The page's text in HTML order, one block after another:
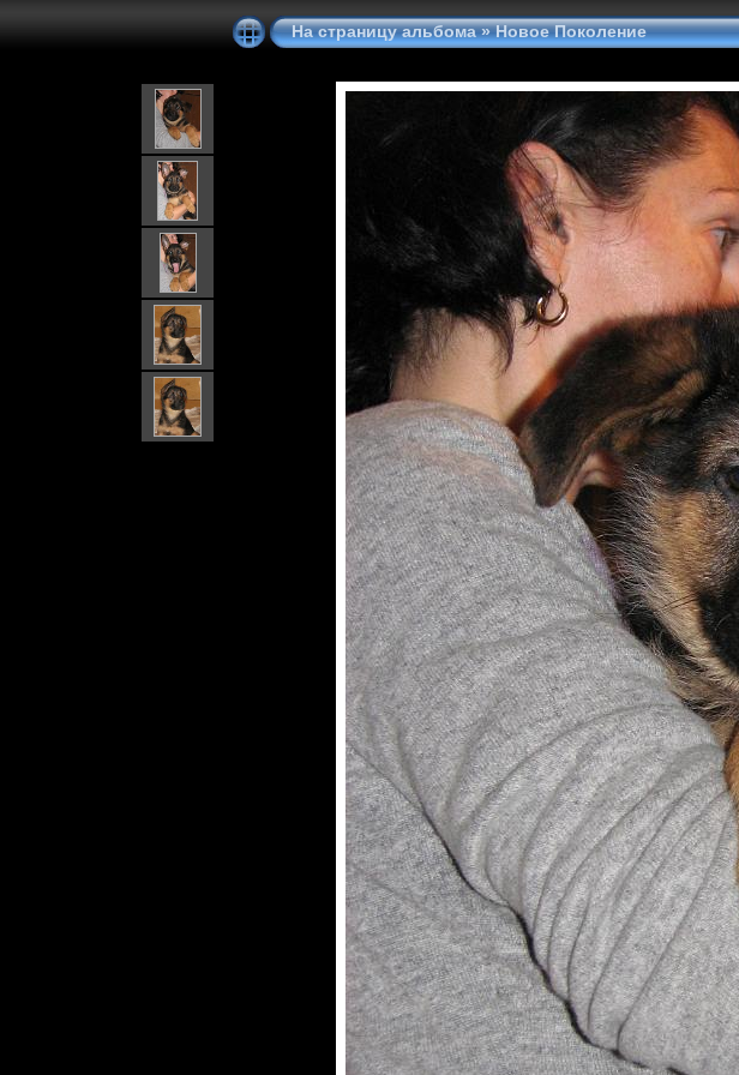
На страницу альбома»Новое Поколение